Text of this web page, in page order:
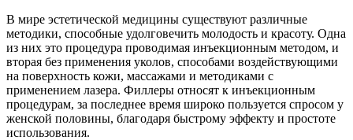
В мире эстетической медицины существуют различные
методики, способные удолговечить молодость и красоту. Одна
из них это процедура проводимая инъекционным методом, и
вторая без применения уколов, способами воздействующими
на поверхность кожи, массажами и методиками с
применением лазера. Филлеры относят к инъекционным
процедурам, за последнее время широко пользуется спросом у
женской половины, благодаря быстрому эффекту и простоте
использования.